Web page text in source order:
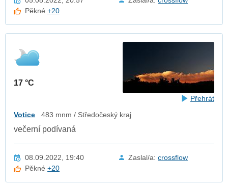
Pěkné+20
17 °C
Přehrát
Votice 483 mnm / Středočeský kraj
večerní podívaná
08.09.2022, 19:40 Zaslal/a: crossflow
Pěkné+20